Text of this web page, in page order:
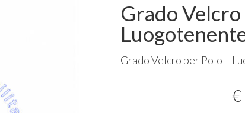
Grado
Grado Velcro per Polo –
€